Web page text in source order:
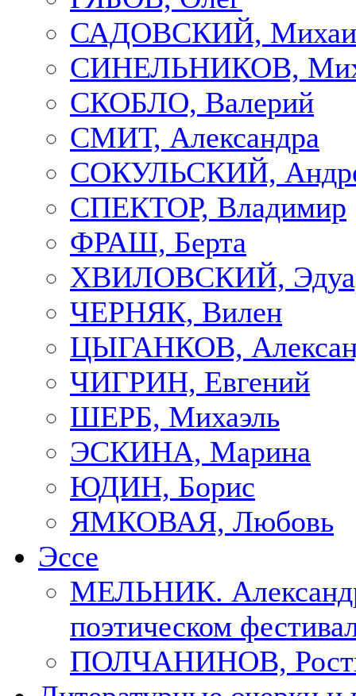
САДОВСКИЙ,
СИНЕЛЬНИКОВ,
СКОБЛО, Валерий
СМИТ, Александра
СОКУЛЬСКИЙ,
СПЕКТОР, Владимир
ФРАШ, Берта
ХВИЛОВСКИЙ,
ЧЕРНЯК, Вилен
ЦЫГАНКОВ,
ЧИГРИН, Евгений
ШЕРБ, Михаэль
ЭСКИНА, Марина
ЮДИН, Борис
ЯМКОВАЯ, Любовь
Эссе
МЕЛЬНИК.
поэтическом
ПОЛЧАНИНОВ,